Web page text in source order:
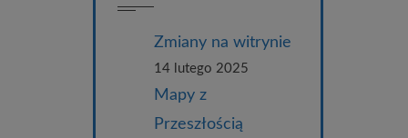
Zmiany na witrynie
14 lutego 2025
Mapy z
Przeszłością